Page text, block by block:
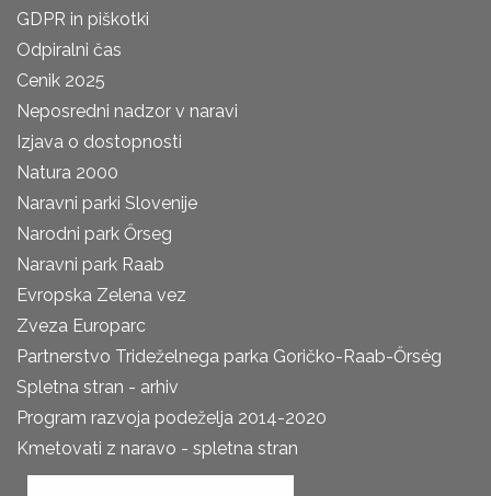
GDPR in piškotki
Odpiralni čas
Cenik 2025
Neposredni nadzor v naravi
Izjava o dostopnosti
Natura 2000
Naravni parki Slovenije
Narodni park Őrseg
Naravni park Raab
Evropska Zelena vez
Zveza Europarc
Partnerstvo Trideželnega parka Goričko-Raab-Őrség
Spletna stran - arhiv
Program razvoja podeželja 2014-2020
Kmetovati z naravo - spletna stran